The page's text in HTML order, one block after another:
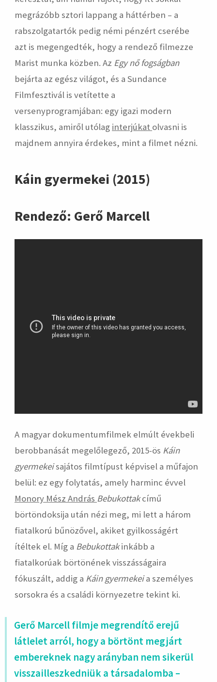
megrázóbb sztori lappang a háttérben – a
rabszolgatartók pedig némi pénzért cserébe
azt is megengedték, hogy a rendező filmezze
Marist munka közben. Az Egy nő fogságban
bejárta az egész világot, és a Sundance
Filmfesztivál is vetítette a
versenyprogramjában: egy igazi modern
klasszikus, amiről utólag interjúkat olvasni is
majdnem annyira érdekes, mint a filmet nézni.
Káin gyermekei (2015)
Rendező: Gerő Marcell
A magyar dokumentumfilmek elmúlt évekbeli
berobbanását megelőlegező, 2015-ös Káin
gyermekeisajátos filmtípust képvisel a műfajon
belül: ez egy folytatás, amely harminc évvel
Monory Mész András Bebukottakcímű
börtöndoksija után nézi meg, mi lett a három
fiatalkorú bűnözővel, akiket gyilkosságért
ítéltek el. Míg a Bebukottakinkább a
fiatalkorúak börtönének visszásságaira
fókuszált, addig a Káin gyermekeia személyes
sorsokra és a családi környezetre tekint ki.
Gerő Marcell filmje megrendítő erejű
látlelet arról, hogy a börtönt megjárt
embereknek nagy arányban nem sikerül
visszailleszkedniük a társadalomba –